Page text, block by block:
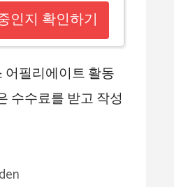
인지 확인하기
필리에이트 활동
수수료를 받고 작성